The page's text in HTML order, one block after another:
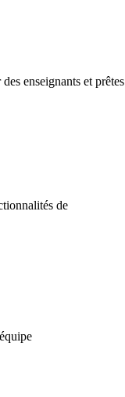
enseignants et prêtes
de